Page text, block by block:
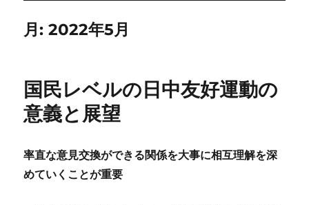
月:2022年5月
国民レベルの日中友好運動の
意義と展望
率直な意見交換ができる関係を大事に相互理解を深
めていくことが重要